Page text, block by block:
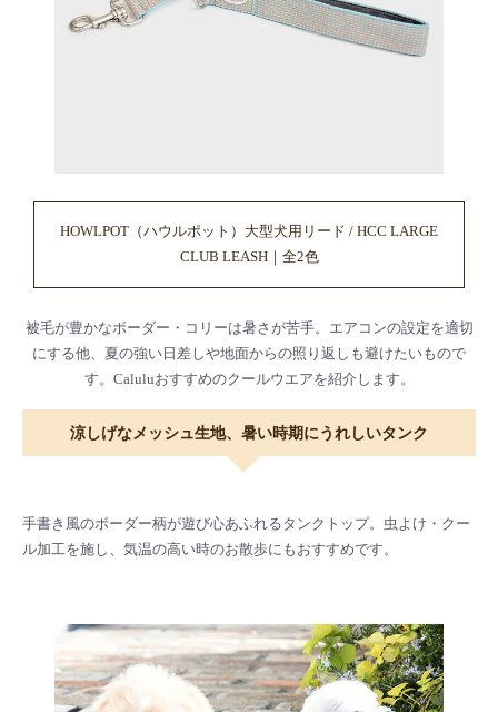
HOWLPOT（ハウルポット）大型犬用リード / HCC LARGE
CLUB LEASH｜全2色
被毛が豊かなボーダー・コリーは暑さが苦手。エアコンの設定を適切
にする他、夏の強い日差しや地面からの照り返しも避けたいもので
す。Caluluおすすめのクールウエアを紹介します。
涼しげなメッシュ生地、暑い時期にうれしいタンク
手書き風のボーダー柄が遊び心あふれるタンクトップ。虫よけ・クー
ル加工を施し、気温の高い時のお散歩にもおすすめです。